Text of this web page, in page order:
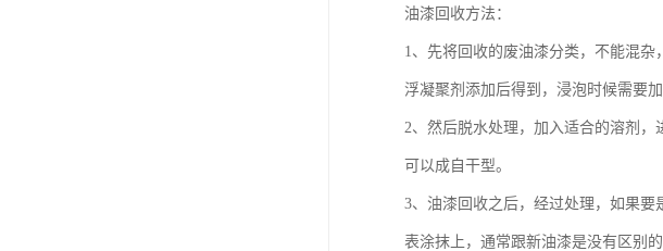
油漆回收方法：
1、先将回收的废油漆分类，不能混
浮凝聚剂添加后得到，浸泡时候需要加
2、然后脱水处理，加入适合的溶剂
可以成自干型。
3、油漆回收之后，经过处理，如果
表涂抹上，通常跟新油漆是没有区别